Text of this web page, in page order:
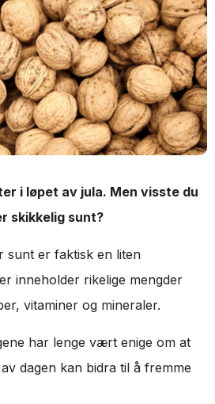
i løpet av jula. Men visste du
skikkelig sunt?
sunt er faktisk en liten
inneholder rikelige mengder
vitaminer og mineraler.
har lenge vært enige om at
dagen kan bidra til å fremme